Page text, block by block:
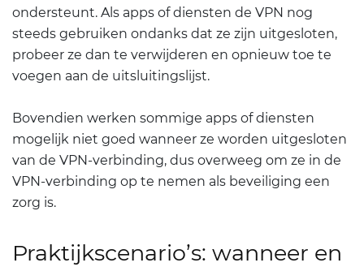
ondersteunt. Als apps of diensten de VPN nog
steeds gebruiken ondanks dat ze zijn uitgesloten,
probeer ze dan te verwijderen en opnieuw toe te
voegen aan de uitsluitingslijst.
Bovendien werken sommige apps of diensten
mogelijk niet goed wanneer ze worden uitgesloten
van de VPN-verbinding, dus overweeg om ze in de
VPN-verbinding op te nemen als beveiliging een
zorg is.
Praktijkscenario’s: wanneer en